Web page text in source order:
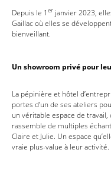
Depuis le 1 er janvier 2023,
Gaillac où elles se
bienveillant.
Un showroom privé pour
La pépinière et hôtel
portes d’un de ses ateliers
un véritable espace de
rassemble de multiples
Claire et Julie. Un espace
vraie plus-value à leur activité.